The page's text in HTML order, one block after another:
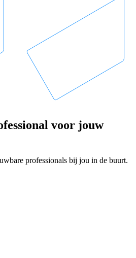
voor jouw
professionals bij jou in de buurt.